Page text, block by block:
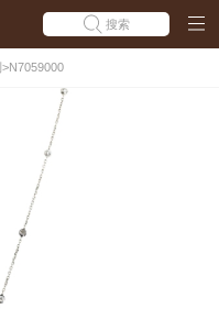
搜索
>N7059000